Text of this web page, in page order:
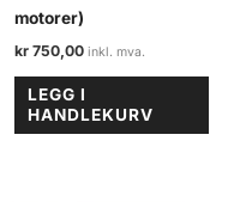
motorer)
kr 750,00
LEGG I
HANDLEKURV